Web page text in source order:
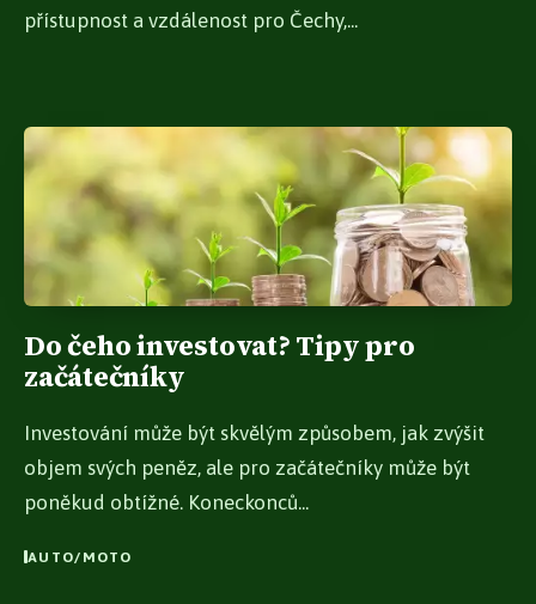
přístupnost a vzdálenost pro Čechy,...
Do čeho investovat? Tipy pro
začátečníky
Investování může být skvělým způsobem, jak zvýšit
objem svých peněz, ale pro začátečníky může být
poněkud obtížné. Koneckonců...
AUTO/MOTO